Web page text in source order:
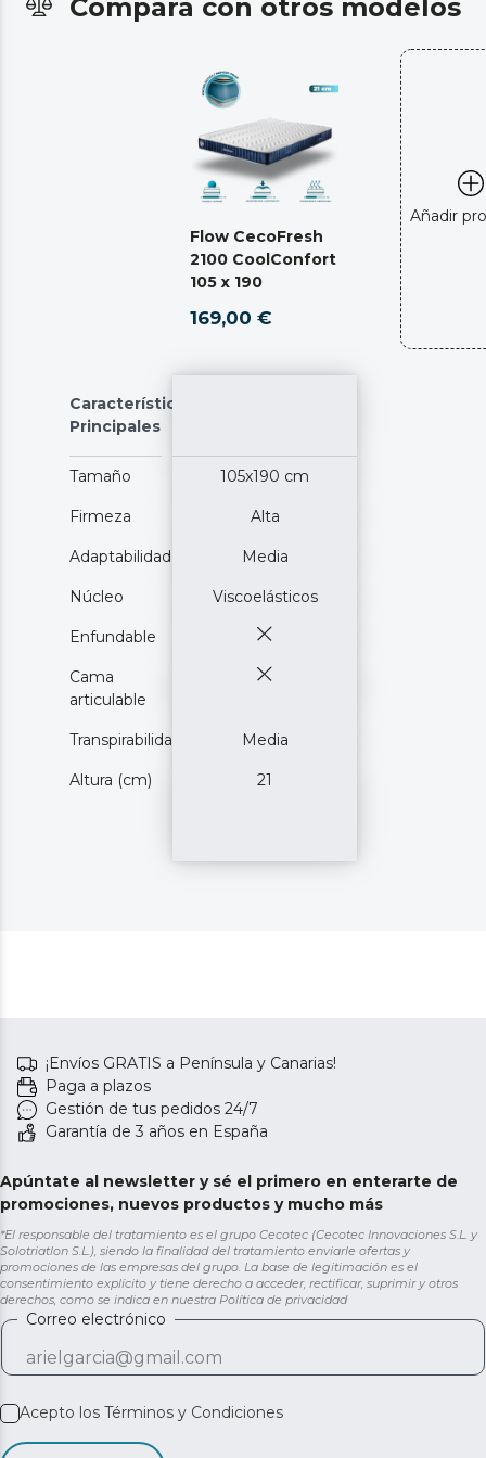
Compara con otros modelos
Flow CecoFresh
2100 CoolConfort
105 x 190
169,00 €
Añadir
Características
Principales
Tamaño 105x190 cm
Firmeza Alta
Adaptabilidad Media
Núcleo Viscoelásticos
Enfundable
Cama
articulable
Transpirabilidad Media
Altura (cm) 21
¡Envíos GRATIS a Península y Canarias!
Paga a plazos
Gestión de tus pedidos 24/7
Garantía de 3 años en España
Apúntate al newsletter y sé el primero en enterarte de
promociones, nuevos productos y mucho más
*El responsable del tratamiento es el grupo Cecotec (Cecotec Innovaciones S.L. y
Solotriatlon S.L.), siendo la finalidad del tratamiento enviarle ofertas y
promociones de las empresas del grupo. La base de legitimación es el
consentimiento explícito y tiene derecho a acceder, rectificar, suprimir y otros
derechos, como se indica en nuestra Política de privacidad
Correo electrónico
Acepto los Términos y Condiciones